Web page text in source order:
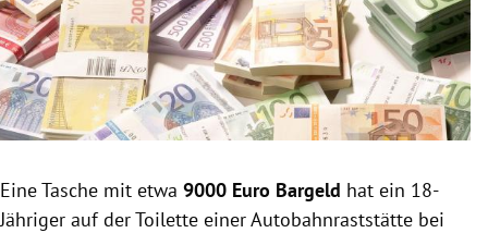
Untermenü
Untermenü
Untermenü
Untermenü
Eine Tasche mit etwa 9000 Euro Bargeld hat ein 18-
Jähriger auf der Toilette einer Autobahnraststätte bei